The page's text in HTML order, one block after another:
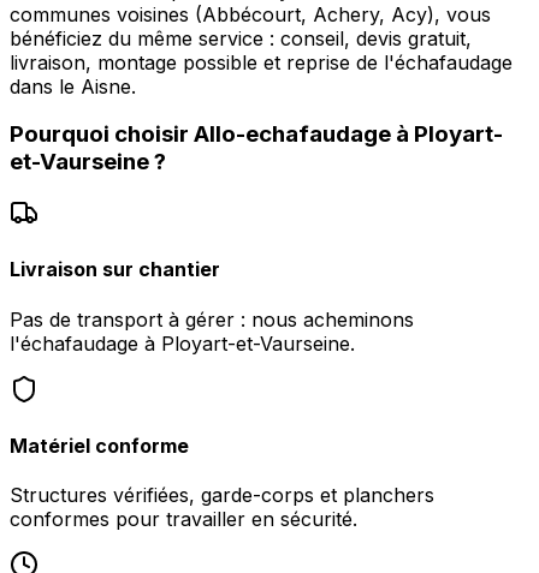
communes voisines (Abbécourt, Achery, Acy), vous
bénéficiez du même service : conseil, devis gratuit,
livraison, montage possible et reprise de l'échafaudage
dans le Aisne.
Pourquoi choisir Allo-echafaudage à Ployart-
et-Vaurseine?
Livraison sur chantier
Pas de transport à gérer : nous acheminons
l'échafaudage à Ployart-et-Vaurseine.
Matériel conforme
Structures vérifiées, garde-corps et planchers
conformes pour travailler en sécurité.